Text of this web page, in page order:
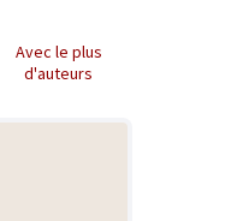
Avec le plus
d'auteurs